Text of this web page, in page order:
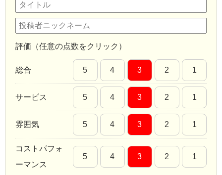
評価（任意の点数をクリック）
総合 5 4 3 2 1
サービス 5 4 3 2 1
雰囲気 5 4 3 2 1
コストパフォ
ーマンス
5 4 3 2 1